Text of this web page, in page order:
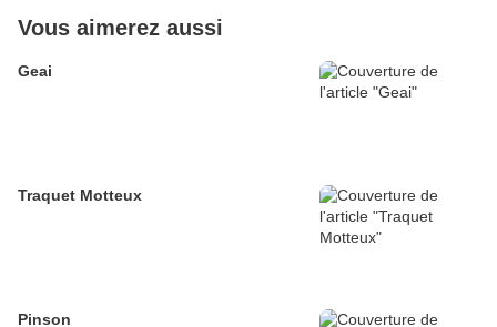
Vous aimerez aussi
Geai
Traquet Motteux
Pinson